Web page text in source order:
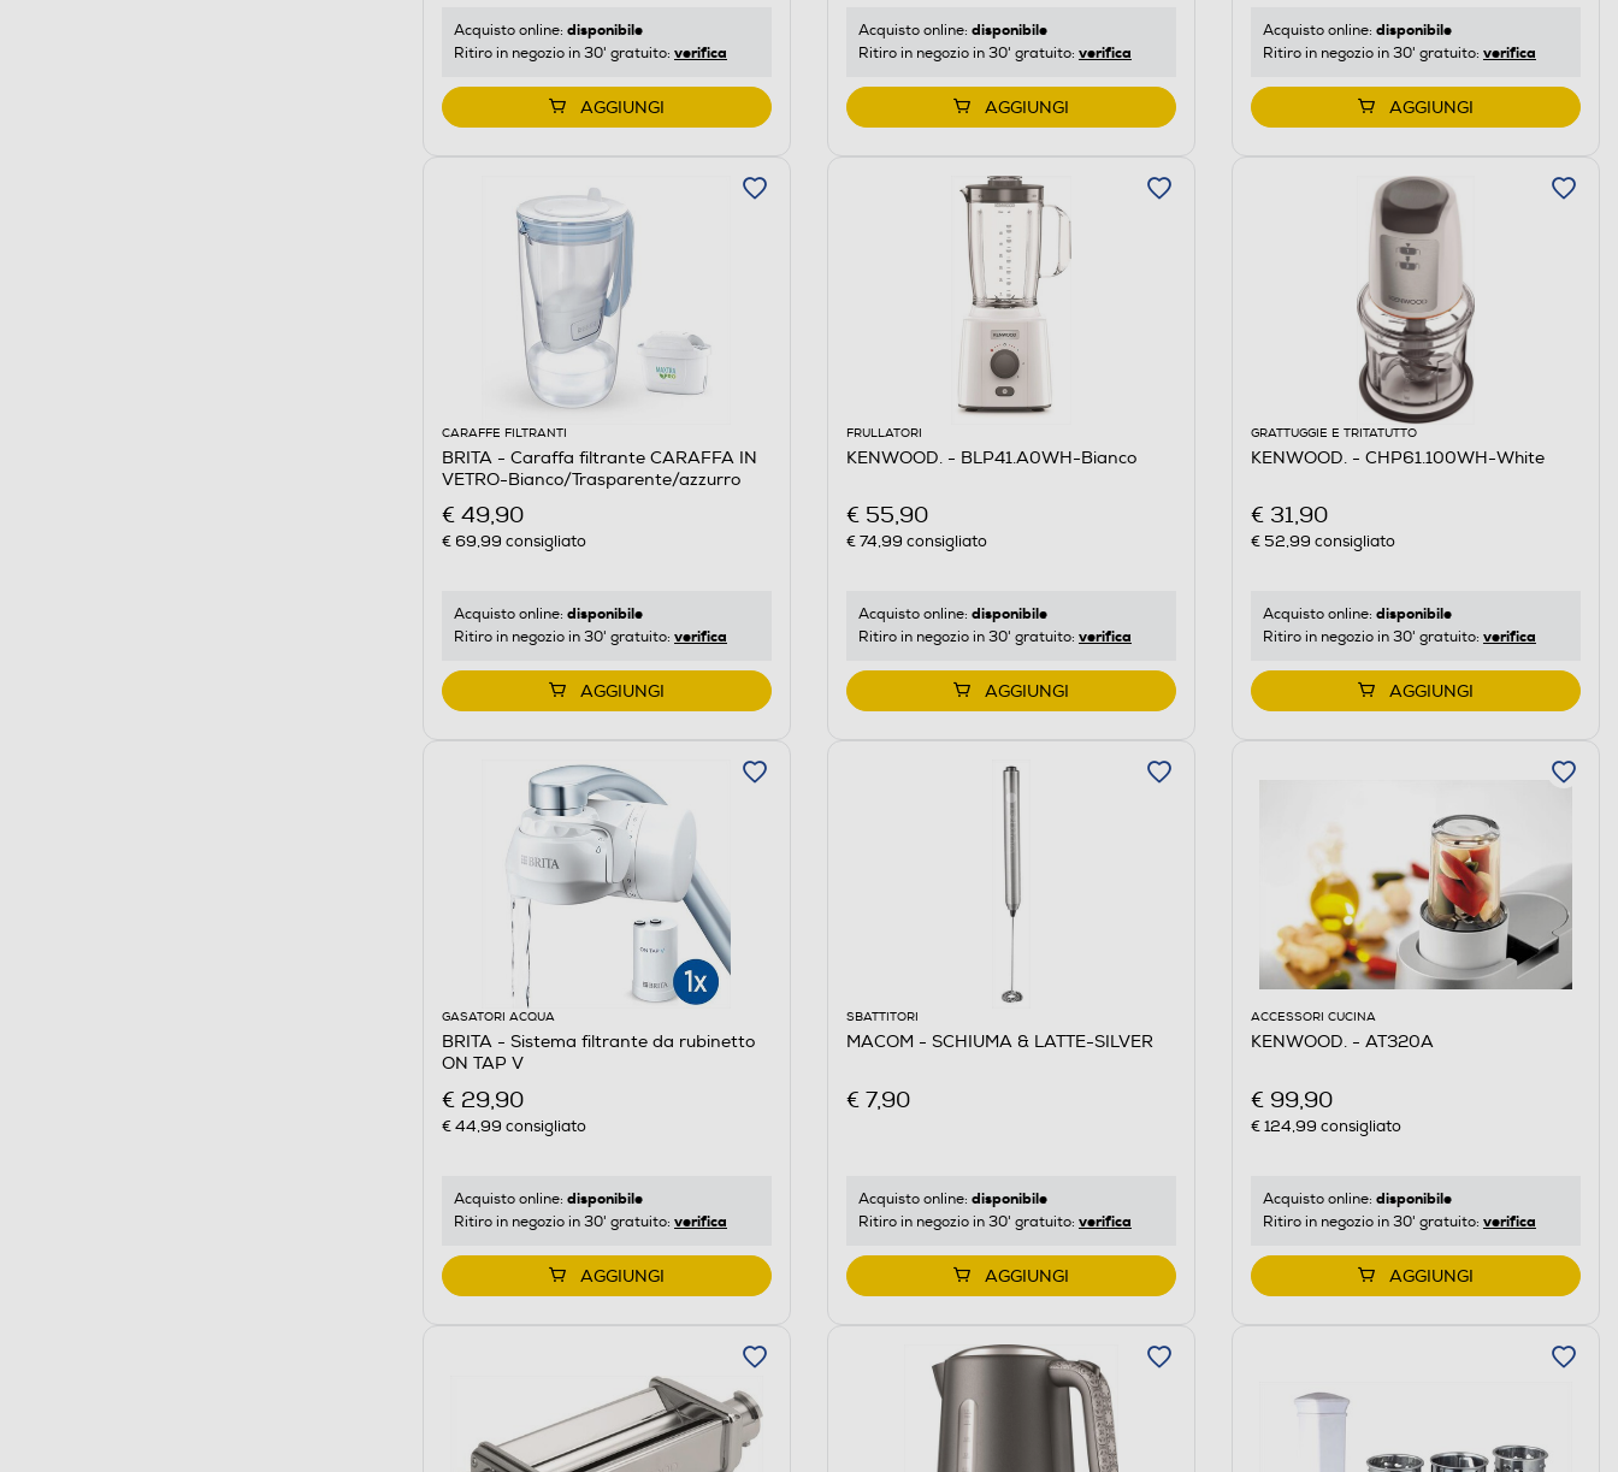
Acquisto online: disponibile
Ritiro in negozio in 30' gratuito: verifica
AGGIUNGI
Acquisto online: disponibile
Ritiro in negozio in 30' gratuito: verifica
AGGIUNGI
Acquisto online: disponibile
Ritiro in negozio in 30' gratuito: verifica
AGGIUNGI
CARAFFE FILTRANTI
BRITA - Caraffa filtrante CARAFFA IN
VETRO-Bianco/Trasparente/azzurro
€ 49,90
€ 69,99 consigliato
Acquisto online: disponibile
Ritiro in negozio in 30' gratuito: verifica
AGGIUNGI
FRULLATORI
KENWOOD. - BLP41.A0WH-Bianco
€ 55,90
€ 74,99 consigliato
Acquisto online: disponibile
Ritiro in negozio in 30' gratuito: verifica
AGGIUNGI
GRATTUGGIE E TRITATUTTO
KENWOOD. - CHP61.100WH-White
€ 31,90
€ 52,99 consigliato
Acquisto online: disponibile
Ritiro in negozio in 30' gratuito: verifica
AGGIUNGI
GASATORI ACQUA
BRITA - Sistema filtrante da rubinetto
ON TAP V
€ 29,90
€ 44,99 consigliato
Acquisto online: disponibile
Ritiro in negozio in 30' gratuito: verifica
AGGIUNGI
SBATTITORI
MACOM - SCHIUMA & LATTE-SILVER
€ 7,90
Acquisto online: disponibile
Ritiro in negozio in 30' gratuito: verifica
AGGIUNGI
ACCESSORI CUCINA
KENWOOD. - AT320A
€ 99,90
€ 124,99 consigliato
Acquisto online: disponibile
Ritiro in negozio in 30' gratuito: verifica
AGGIUNGI